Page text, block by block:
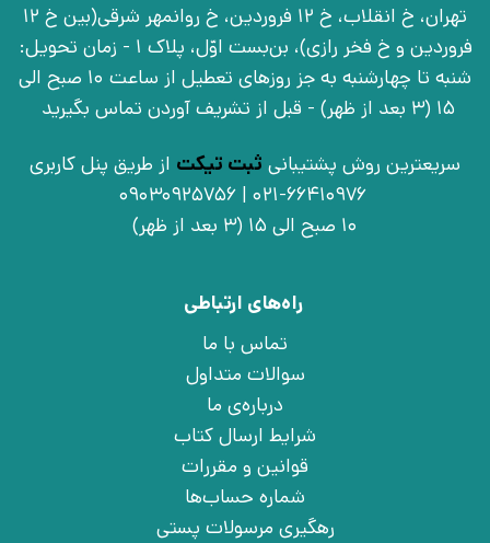
تهران، خ انقلاب، خ 12 فروردین، خ روانمهر شرقی(بین خ 12
فروردین و خ فخر رازی)، بن‌بست اوّل، پلاک 1 - زمان تحویل:
شنبه تا چهارشنبه به جز روزهای تعطیل از ساعت 10 صبح الی
15 (3 بعد از ظهر) - قبل از تشریف آوردن تماس بگیرید
سریعترین روش پشتیبانی ثبت تیکت از طریق پنل کاربری
021-66410976 | 09030925756
10 صبح الی 15 (3 بعد از ظهر)
راه‌های ارتباطی
تماس با ما
سوالات متداول
درباره‌ی ما
شرایط ارسال کتاب
قوانین و مقررات
شماره حساب‌ها
رهگیری مرسولات پستی